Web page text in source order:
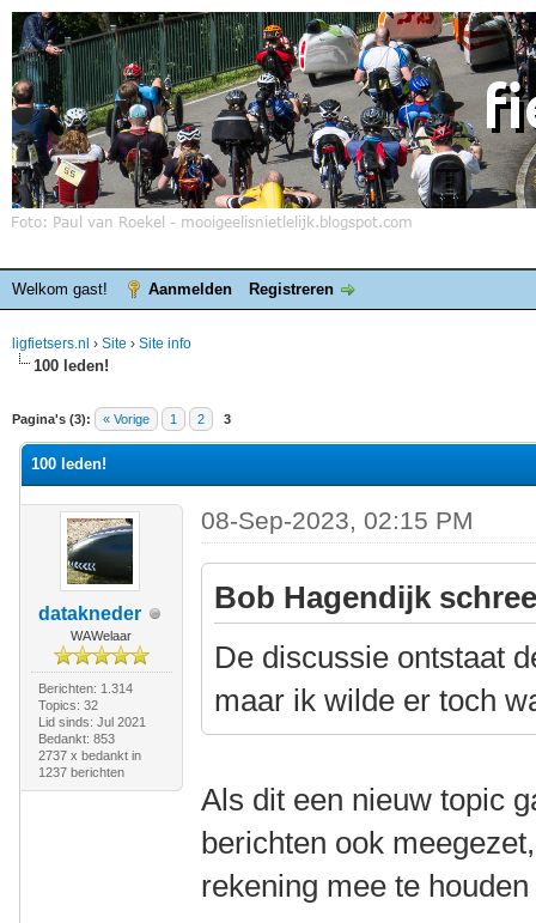
Welkom gast! Aanmelden Registreren
ligfietsers.nl › Site › Site info
100 leden!
Pagina's (3): « Vorige 1 2 3
waardering is 0
100 leden!
datakneder
WAWelaar
Berichten: 1.314
Topics: 32
Lid sinds: Jul 2021
Bedankt: 853
2737 x bedankt in
1237 berichten
08-Sep-2023, 02:15 PM
Bob Hagendijk
De discussie ontstaat
maar ik wilde er toch
Als dit een nieuw topic
berichten ook
rekening mee te